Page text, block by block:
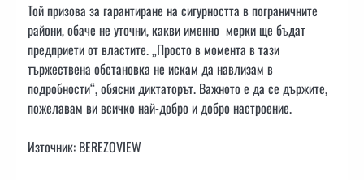
Той призова за гарантиране на сигурността в пограничните
райони, обаче не уточни, какви именно мерки ще бъдат
предприети от властите. „Просто в момента в тази
тържествена обстановка не искам да навлизам в
подробности“, обясни диктаторът. Важното е да се държите,
пожелавам ви всичко най-добро и добро настроение.
Източник: BEREZOVIEW